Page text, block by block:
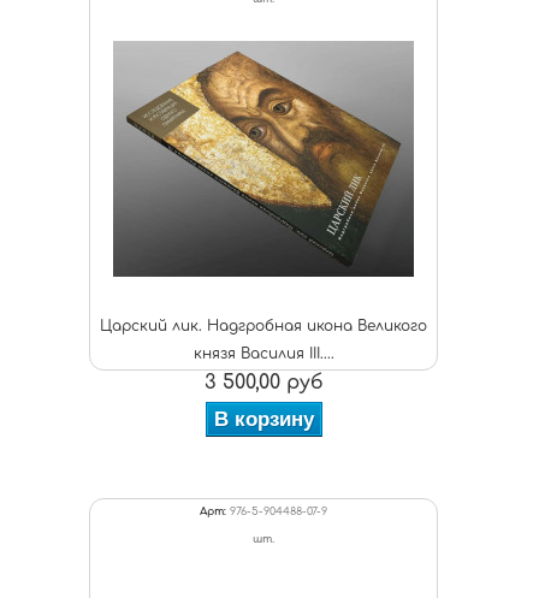
Царский лик. Надгробная икона Великого
князя Василия III....
3 500,00 руб
В корзину
Арт: 976-5-904488-07-9
шт.